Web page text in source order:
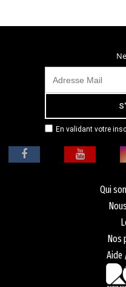
En validant votre
adresse email dans
mensuellement sa
politique de
Qui
Nos
Aide